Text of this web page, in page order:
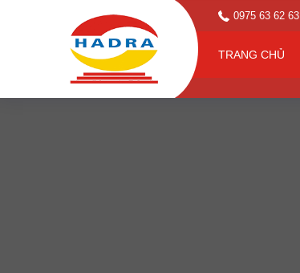
0975 63 62 63
TRANG CHỦ